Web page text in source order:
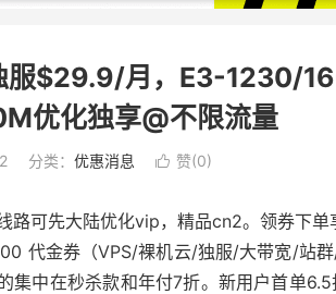
服$29.9/月，E3-1230/
优化独享@不限流量
分类： 优惠消息  赞(0)
路可先大陆优化vip，精品cn2。领券下单
代金券（VPS/裸机云/独服/大带宽/站
集中在秒杀款和年付7折。新用户首单